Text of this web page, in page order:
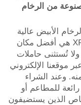
من الرخام
الأبيض عالية
الجودة وبأسعار بالجملة، فإن شركة XPIC هي أفضل مكان
تُستثنى حاملات
موقعنا الإلكتروني
وعند الشراء
للمطاعم أو
الذين يستضيفون